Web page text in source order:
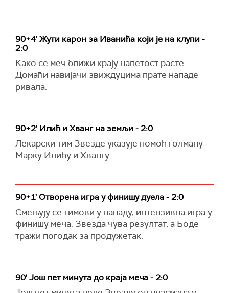
90+4' Жути карон за Иванића који је на клупи -
2:0
Како се меч ближи крају напетост расте.
Домаћи навијачи звиждуцима прате нападе
ривала.
90+2' Илић и Хванг на земљи - 2:0
Лекарски тим Звезде указује помоћ голману
Марку Илићу и Хвангу.
90+1' Отворена игра у финишу дуела - 2:0
Смењују се тимови у нападу, интензивна игра у
финишу меча. Звезда чува резултат, а Боде
тражи погодак за продужетак.
90' Још пет минута до краја меча - 2:0